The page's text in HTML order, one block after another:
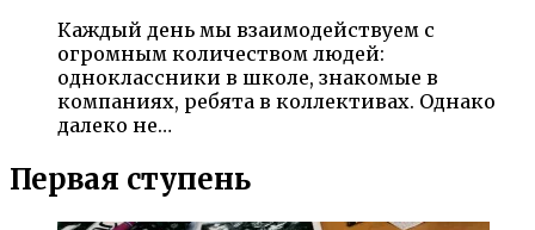
Каждый день мы взаимодействуем с
огромным количеством людей:
одноклассники в школе, знакомые в
компаниях, ребята в коллективах. Однако
далеко не…
Первая ступень